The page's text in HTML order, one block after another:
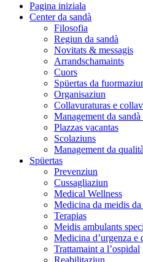
Pagina iniziala
Center da sandà
Filosofia
Regiun da sandà
Novitats & messagis
Arrandschamaints
Cuors
Spüertas da
Organisaziun
Collavuraturas e
Management da sandà
Plazzas vacantas
Scolaziuns
Management da qualità
Spüertas
Prevenziun
Cussagliaziun
Medical Wellness
Medicina da meidis da
Terapias
Meidis ambulants
Medicina d’urgenza e
Trattamaint a l’ospidal
Reabilitaziun